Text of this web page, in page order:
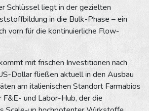
Schlüssel liegt in der gezielten
in die Bulk-Phase – ein
vorn für die kontinuierliche Flow-
mit frischen Investitionen nach
Dollar fließen aktuell in den Ausbau
am italienischen Standort Farmabios
F&E- und Labor-Hub, der die